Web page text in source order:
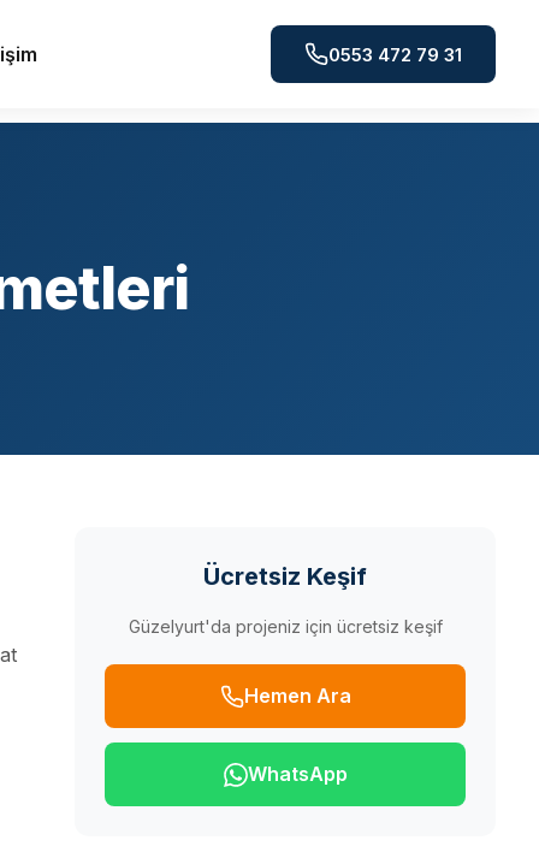
0553 472 79 31
Ücretsiz Keşif
Güzelyurt'da projeniz için ücretsiz keşif
Hemen Ara
WhatsApp